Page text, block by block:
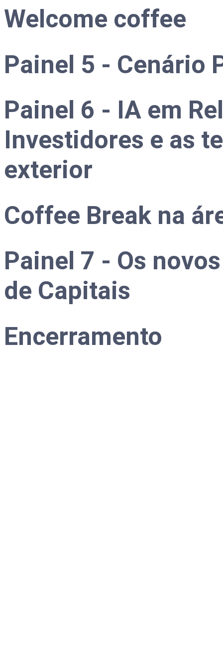
Welcome coffee
Painel 5 - Cenário
Painel 6 - IA em
Investidores e as
exterior
Coffee Break na
Painel 7 - Os
de Capitais
Encerramento